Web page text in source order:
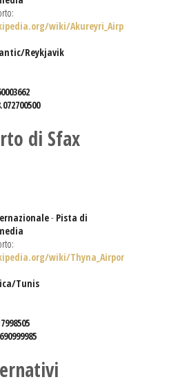
wiki/Akureyri_Airp
Reykjavik
di Sfax
- Pista di
wiki/Thyna_Airpor
Tunis